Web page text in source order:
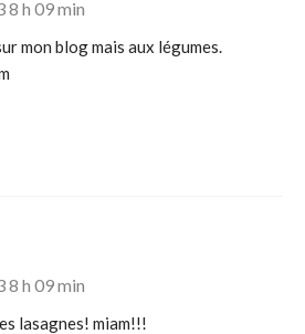
8 h 09 min
mon blog mais aux légumes.
8 h 09 min
lasagnes! miam!!!